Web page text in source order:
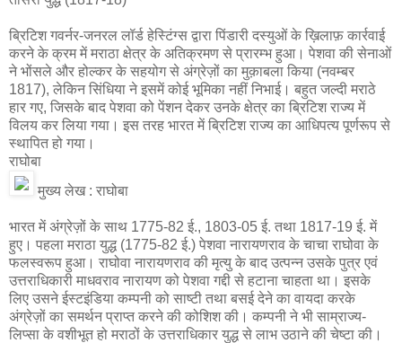
ब्रिटिश गवर्नर-जनरल लॉर्ड हेस्टिंग्स द्वारा पिंडारी दस्युओं के ख़िलाफ़ कार्रवाई
करने के क्रम में मराठा क्षेत्र के अतिक्रमण से प्रारम्भ हुआ। पेशवा की सेनाओं
ने भोंसले और होल्कर के सहयोग से अंग्रेज़ों का मुक़ाबला किया (नवम्बर
1817), लेकिन सिंधिया ने इसमें कोई भूमिका नहीं निभाई। बहुत जल्दी मराठे
हार गए, जिसके बाद पेशवा को पेंशन देकर उनके क्षेत्र का ब्रिटिश राज्य में
विलय कर लिया गया। इस तरह भारत में ब्रिटिश राज्य का आधिपत्य पूर्णरूप से
स्थापित हो गया।
राघोबा
मुख्य लेख : राघोबा
भारत में अंग्रेज़ों के साथ 1775-82 ई., 1803-05 ई. तथा 1817-19 ई. में
हुए। पहला मराठा युद्ध (1775-82 ई.) पेशवा नारायणराव के चाचा राघोवा के
फलस्वरूप हुआ। राघोवा नारायणराव की मृत्यु के बाद उत्पन्न उसके पुत्र एवं
उत्तराधिकारी माधवराव नारायण को पेशवा गद्दी से हटाना चाहता था। इसके
लिए उसने ईस्टइंडिया कम्पनी को साष्टी तथा बसई देने का वायदा करके
अंग्रेज़ों का समर्थन प्राप्त करने की कोशिश की। कम्पनी ने भी साम्राज्य-
लिप्सा के वशीभूत हो मराठों के उत्तराधिकार युद्ध से लाभ उठाने की चेष्टा की।